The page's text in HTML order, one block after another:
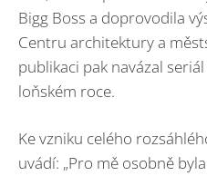
Bigg Boss a doprovodila
Centru architektury a
publikaci pak navázal
loňském roce.
Ke vzniku celého
uvádí: „Pro mě osobně